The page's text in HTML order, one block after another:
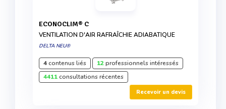
ECONOCLIM® C
VENTILATION D'AIR RAFRAÎCHIE ADIABATIQUE
DELTA NEU®
4contenus liés 12professionnels intéressés
4411consultations récentes
Recevoir un devis